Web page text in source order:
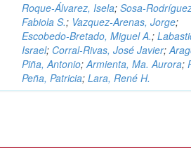
Roque-Álvarez, Isela;Sosa-
Fabiola S.; Vazquez-Arenas, Jorge;
Escobedo-Bretado, Miguel A.;
Israel; Corral-Rivas, José Javier;
Piña, Antonio;Armienta, Ma. Aurora;
Peña, Patricia;Lara, René H.